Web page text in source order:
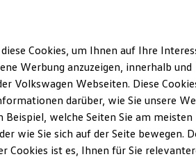
der ID. Modelle
im Winter
Cookies, um Ihnen auf Ihre
Werbung anzuzeigen, innerhalb und
Volkswagen Webseiten. Diese
darüber, wie Sie unsere
Beispiel, welche Seiten Sie am meisten
wie Sie sich auf der Seite bewegen.
Cookies ist es, Ihnen für Sie